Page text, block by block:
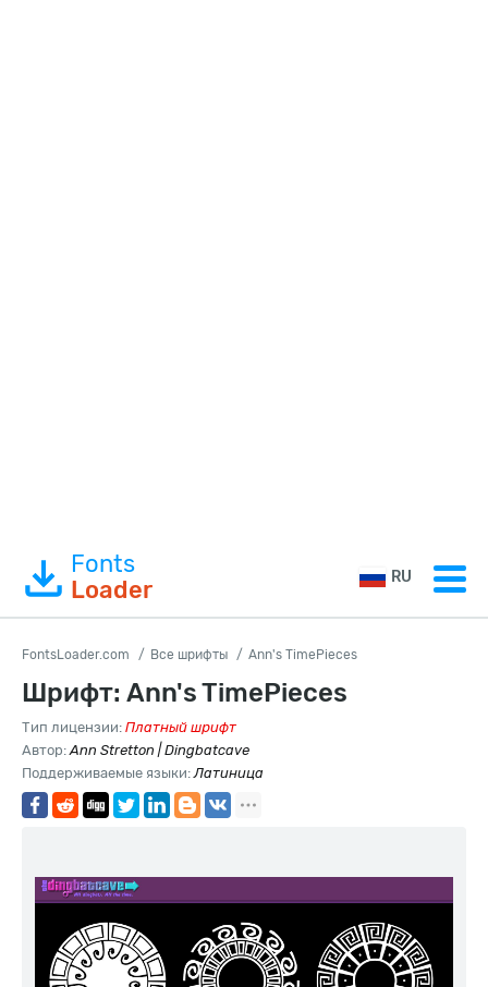
Fonts
Loader
RU
FontsLoader.com Все шрифты Ann's TimePieces
Шрифт: Ann's TimePieces
Тип лицензии: Платный шрифт
Автор:Ann Stretton | Dingbatcave
Поддерживаемые языки:Латиница